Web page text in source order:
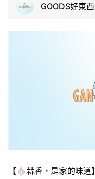
GOODS好東西
【🧄蒜香，是家的味道】